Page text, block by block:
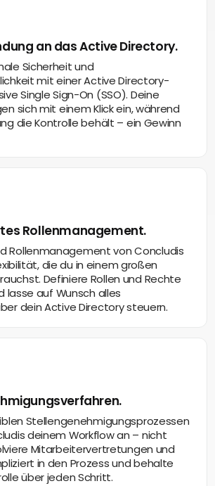
an das Active Directory.
Sicherheit und
mit einer Active Directory-
Single Sign-On (SSO). Deine
sich mit einem Klick ein, während
die Kontrolle behält – ein Gewinn
Rollenmanagement.
Rollenmanagement von Concludis
die du in einem großen
Definiere Rollen und Rechte
lasse auf Wunsch alles
dein Active Directory steuern.
Stellengenehmigungsprozessen
deinem Workflow an – nicht
Mitarbeitervertretungen und
in den Prozess und behalte
über jeden Schritt.